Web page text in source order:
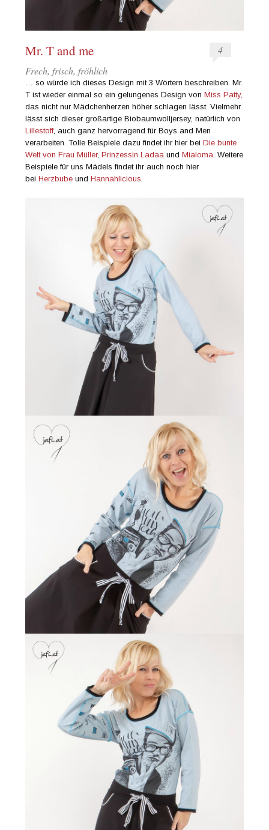
Mr. T and me
4
Frech, frisch, fröhlich
… so würde ich dieses Design mit 3 Wörtern beschreiben. Mr.
T ist wieder einmal so ein gelungenes Design vonMiss Patty,
das nicht nur Mädchenherzen höher schlagen lässt. Vielmehr
lässt sich dieser großartige Biobaumwolljersey, natürlich von
Lillestoff, auch ganz hervorragend für Boys and Men
verarbeiten. Tolle Beispiele dazu findet ihr hier beiDie bunte
Welt von Frau Müller,Prinzessin Ladaa undMialoma.Weitere
Beispiele für uns Mädels findet ihr auch noch hier
beiHerzbube undHannahlicious